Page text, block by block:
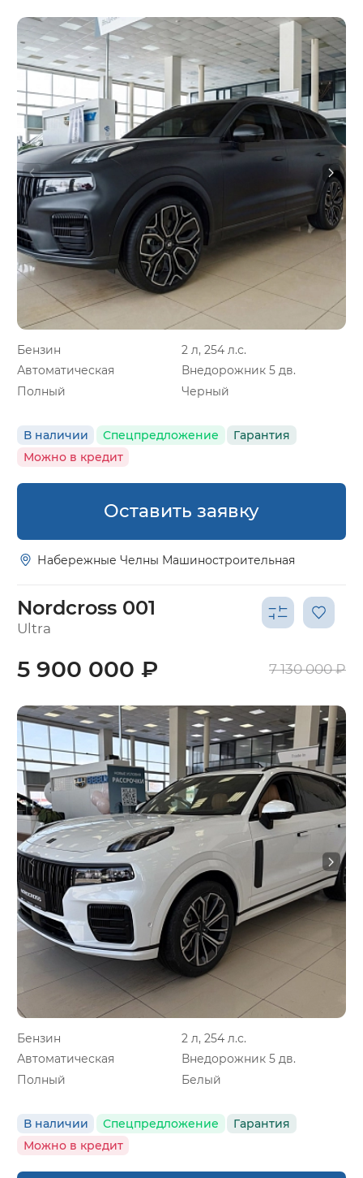
Бензин
2 л, 254 л.с.
Автоматическая
Внедорожник 5 дв.
Полный
Черный
В наличии Спецпредложение
Гарантия
Можно в кредит
Оставить заявку
Набережные Челны Машиностроительная
Nordcross 001
Ultra
Бензин
2 л, 254 л.с.
Автоматическая
Внедорожник 5 дв.
Полный
Белый
В наличии Спецпредложение
Гарантия
Можно в кредит
5 900 000 ₽ 7 130 000 ₽